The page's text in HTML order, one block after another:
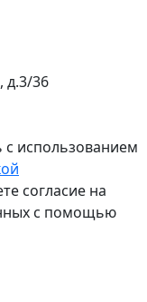
д.3/36
с использованием
согласие на
с помощью